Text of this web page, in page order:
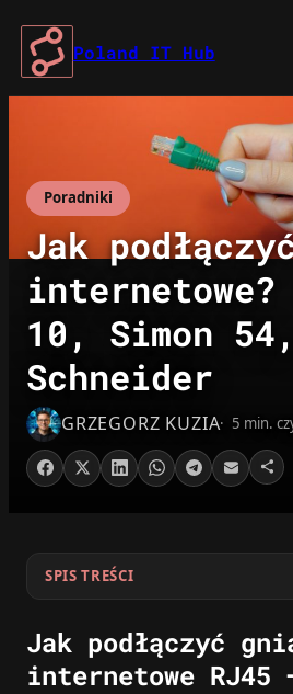
Przejdź
treści
Poland IT Hub
Poradniki
Jak
internetowe?
10, Simon 54,
Schneider
GRZEGORZ KUZIA 5 min.
SPIS TREŚCI
Jak podłączyć
internetowe RJ45